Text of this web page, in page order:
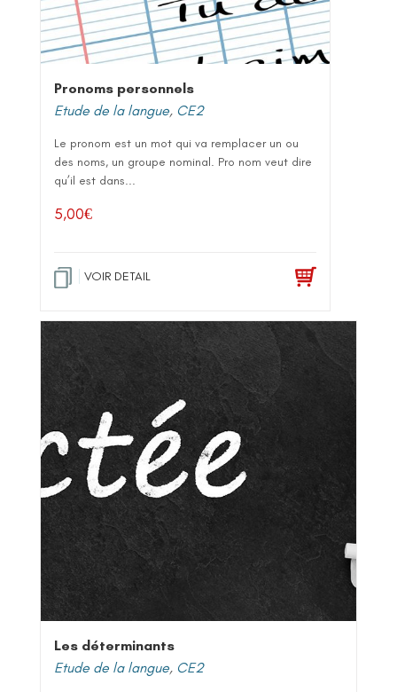
Pronoms personnels
Etude de la langue, CE2
Le pronom est un mot qui va remplacer un ou
des noms, un groupe nominal. Pro nom veut dire
qu’il est dans...
5,00€
VOIR DETAIL
Les déterminants
Etude de la langue, CE2